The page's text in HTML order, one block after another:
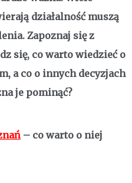
działalność muszą
Zapoznaj się z
się, co warto wiedzieć o
a co o innych decyzjach
je pominąć?
– co warto o niej